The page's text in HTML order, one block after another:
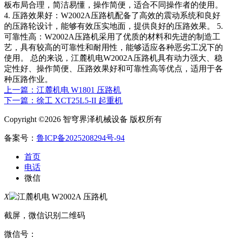
板布局合理，简洁易懂，操作简便，适合不同操作者的使用。
4. 压路效果好：W2002A压路机配备了高效的震动系统和良好
的压路轮设计，能够有效压实地面，提供良好的压路效果。 5.
可靠性高：W2002A压路机采用了优质的材料和先进的制造工
艺，具有较高的可靠性和耐用性，能够适应各种恶劣工况下的
使用。 总的来说，江麓机电W2002A压路机具有动力强大、稳
定性好、操作简便、压路效果好和可靠性高等优点，适用于各
种压路作业。
上一篇：江麓机电 W1801 压路机
下一篇：徐工 XCT25L5-II 起重机
Copyright ©2026 智穹界泽机械设备 版权所有
备案号： 鲁ICP备2025208294号-94
首页
电话
微信
X
截屏，微信识别二维码
微信号：